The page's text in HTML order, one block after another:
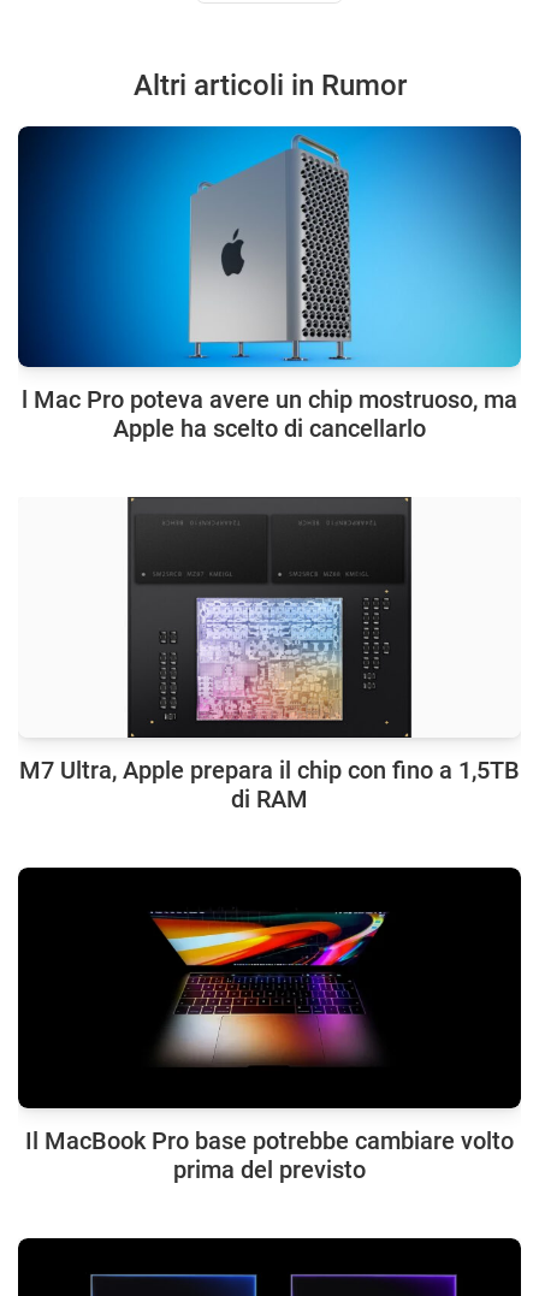
Altri articoli in Rumor
l Mac Pro poteva avere un chip mostruoso, ma
Apple ha scelto di cancellarlo
M7 Ultra, Apple prepara il chip con fino a 1,5TB
di RAM
Il MacBook Pro base potrebbe cambiare volto
prima del previsto